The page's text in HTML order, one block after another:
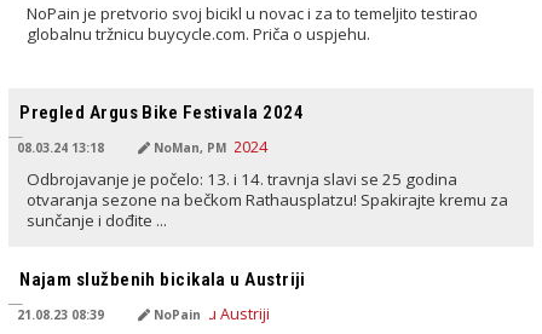
NoPain je pretvorio svoj bicikl u novac i za to temeljito testirao
globalnu tržnicu buycycle.com. Priča o uspjehu.
Pregled Argus Bike Festivala 2024
08.03.24 13:18 NoMan, PM
Odbrojavanje je počelo: 13. i 14. travnja slavi se 25 godina
otvaranja sezone na bečkom Rathausplatzu! Spakirajte kremu za
sunčanje i dođite ...
Najam službenih bicikala u Austriji
21.08.23 08:39 NoPain